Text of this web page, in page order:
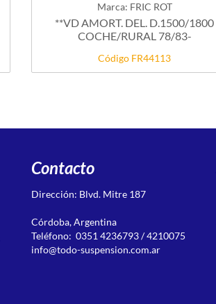
Marca: FRIC ROT
**VD AMORT. DEL. D.1500/1800
COCHE/RURAL 78/83-
Código FR44113
Contacto
Dirección: Blvd. Mitre 187
Córdoba, Argentina
Teléfono: 0351 4236793 / 4210075
info@todo-suspension.com.ar